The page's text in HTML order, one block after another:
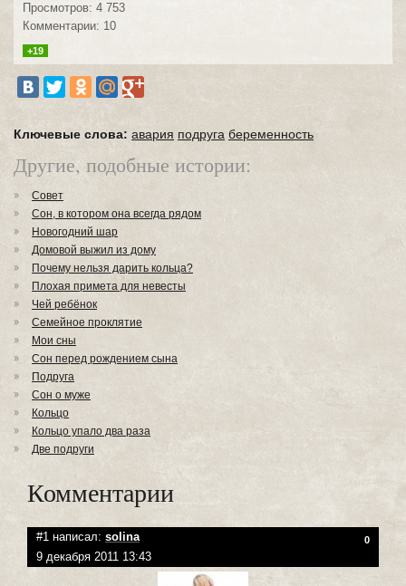
Просмотров: 4 753
Комментарии: 10
+19
Ключевые слова: авария подруга беременность
Другие, подобные истории:
Совет
Сон, в котором она всегда рядом
Новогодний шар
Домовой выжил из дому
Почему нельзя дарить кольца?
Плохая примета для невесты
Чей ребёнок
Семейное проклятие
Мои сны
Сон перед рождением сына
Подруга
Сон о муже
Кольцо
Кольцо упало два раза
Две подруги
Комментарии
#1 написал: solina 0
9 декабря 2011 13:43